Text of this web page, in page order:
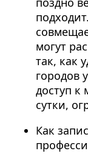
могут
так, как
городов
доступ к
сутки,
Как